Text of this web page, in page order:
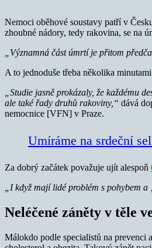
Nemoci oběhové soustavy patří v
zhoubné nádory, tedy rakovina, se na
„Významná část úmrtí je přitom
A to jednoduše třeba několika
„Studie jasně prokázaly, že každému
ale také řady druhů rakoviny,“ dává
nemocnice [VFN] v Praze.
Umíráme na srdeční
Za dobrý začátek považuje ujít alespoň
„I když mají lidé problém s pohybem
Neléčené záněty v těle
Málokdo podle specialistů na prevenci